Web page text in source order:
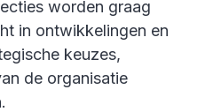
worden graag
in ontwikkelingen en
keuzes,
de organisatie